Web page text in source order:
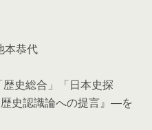
恭代
史総合」「日本史探
史認識論への提言』―を